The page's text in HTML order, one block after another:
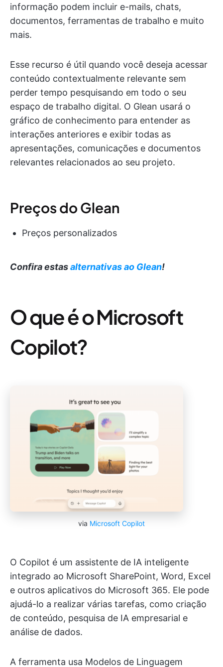
informação podem incluir e-mails, chats,
documentos, ferramentas de trabalho e muito
mais.
Esse recurso é útil quando você deseja acessar
conteúdo contextualmente relevante sem
perder tempo pesquisando em todo o seu
espaço de trabalho digital. O Glean usará o
gráfico de conhecimento para entender as
interações anteriores e exibir todas as
apresentações, comunicações e documentos
relevantes relacionados ao seu projeto.
Preços do Glean
Preços personalizados
Confira estasalternativas ao Glean!
O que é o Microsoft
Copilot?
via Microsoft Copilot
O Copilot é um assistente de IA inteligente
integrado ao Microsoft SharePoint, Word, Excel
e outros aplicativos do Microsoft 365. Ele pode
ajudá-lo a realizar várias tarefas, como criação
de conteúdo, pesquisa de IA empresarial e
análise de dados.
A ferramenta usa Modelos de Linguagem